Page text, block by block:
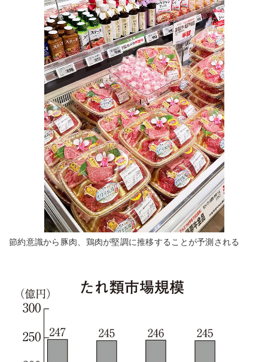
節約意識から豚肉、鶏肉が堅調に推移することが予測される